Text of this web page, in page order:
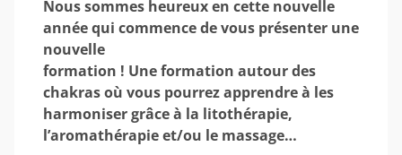
Nous sommes heureux en cette nouvelle
année qui commence de vous présenter une
nouvelle
formation ! Une formation autour des
chakras où vous pourrez apprendre à les
harmoniser grâce à la litothérapie,
l’aromathérapie et/ou le massage…